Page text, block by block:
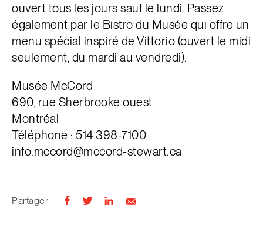
ouvert tous les jours sauf le lundi. Passez
également par le Bistro du Musée qui offre un
menu spécial inspiré de Vittorio (ouvert le midi
seulement, du mardi au vendredi).
Musée McCord
690, rue Sherbrooke ouest
Montréal
Téléphone : 514 398-7100
info.mccord@mccord-stewart.ca
Partager